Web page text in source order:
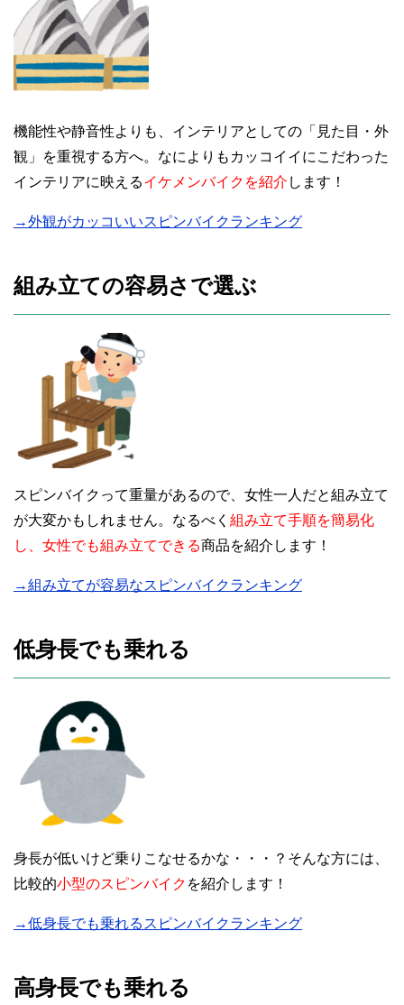
機能性や静音性よりも、インテリアとしての「見た目・外
観」を重視する方へ。なによりもカッコイイにこだわった
インテリアに映えるイケメンバイクを紹介 します！
→外観がカッコいいスピンバイクランキング
組み立ての容易さで選ぶ
スピンバイクって重量があるので、女性一人だと組み立て
が大変かもしれません。なるべく 組み立て手順を簡易化
し、女性でも組み立てできる商品を紹介します！
→組み立てが容易なスピンバイクランキング
低身長でも乗れる
身長が低いけど乗りこなせるかな・・・？そんな方には、
比較的小型のスピンバイク を紹介します！
→低身長でも乗れるスピンバイクランキング
高身長でも乗れる